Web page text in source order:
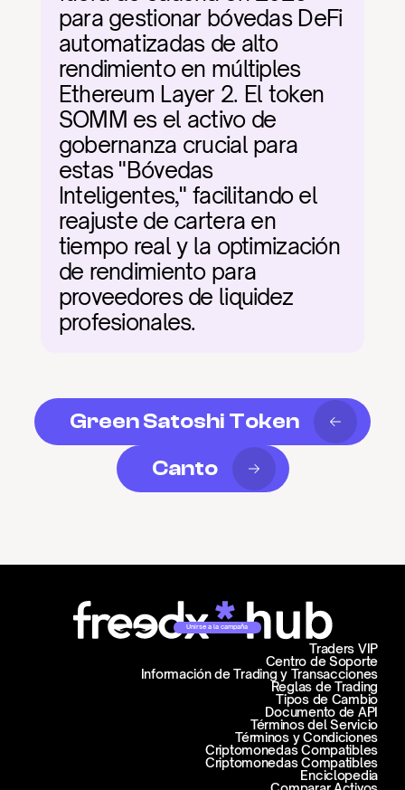
para gestionar bóvedas DeFi
automatizadas de alto
rendimiento en múltiples
Ethereum Layer 2. El token
SOMM es el activo de
gobernanza crucial para
estas "Bóvedas
Inteligentes," facilitando el
reajuste de cartera en
tiempo real y la optimización
de rendimiento para
proveedores de liquidez
profesionales.
Green Satoshi Token
Canto
Unirse a la campaña
Centro de Soporte
Información de Trading y Transacciones
Traders VIP
Reglas de Trading
Tipos de Cambio
Documento de API
Términos del Servicio
Términos y Condiciones
Criptomonedas Compatibles
Criptomonedas Compatibles
Enciclopedia